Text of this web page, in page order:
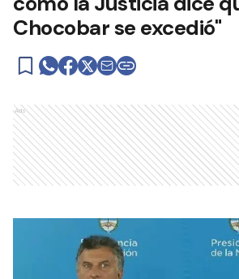
Chocobar se excedió"
Ads